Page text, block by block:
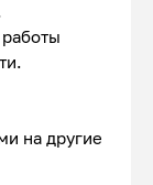
на другие